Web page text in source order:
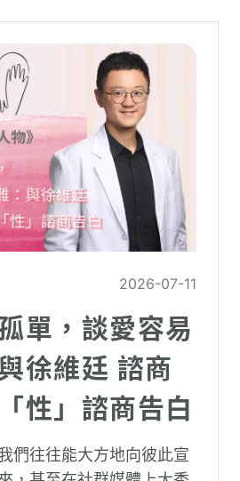
2026-07-11
單，談愛容易
徐維廷 諮商
性」諮商告白
們往往能大方地向彼此宣